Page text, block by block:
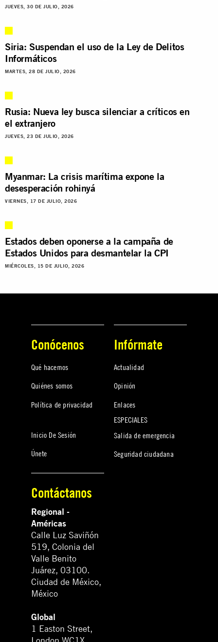
JUEVES, 30 DE JULIO, 2026
Siria: Suspendan el uso de la Ley de Delitos
Informáticos
MARTES, 28 DE JULIO, 2026
Rusia: Nueva ley busca silenciar a críticos en
el extranjero
JUEVES, 23 DE JULIO, 2026
Myanmar: La crisis marítima expone la
desesperación rohinyá
VIERNES, 17 DE JULIO, 2026
Estados deben oponerse a la campaña de
Estados Unidos para desmantelar la CPI
MIÉRCOLES, 15 DE JULIO, 2026
Conócenos
Qué hacemos
Quiénes somos
Política de privacidad
Inicio De Sesión
Únete
Infórmate
Actualidad
Opinión
Enlaces
ESPECIALES
Salida de emergencia
Seguridad ciudadana
Contáctanos
Regional -
Américas
Calle Luz Saviñón
519, Colonia del
Valle Benito
Juárez, 03100.
Ciudad de México,
México
Global
1 Easton Street,